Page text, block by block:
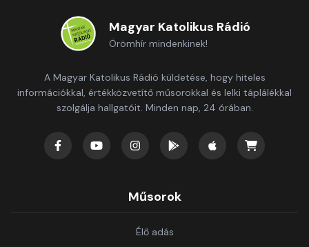
Magyar Katolikus Rádió
Örömhír mindenkinek!
A Magyar Katolikus Rádió küldetése, hogy hiteles
információkkal, értékközvetítő műsorokkal és lelki táplálékkal
szolgálja hallgatóit. Minden nap, 24 órában.
Műsorok
Élő adás